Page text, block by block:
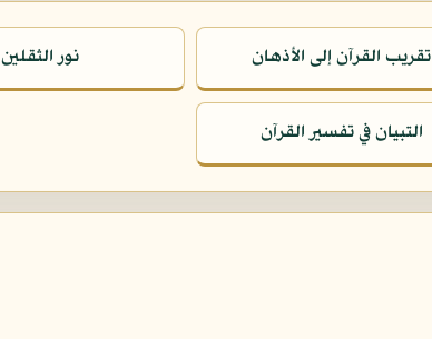
تقريب القرآن إلى الأذهان نور الثقلين
التبيان في تفسير القرآن